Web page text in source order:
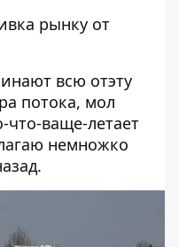
рынку от
всю отэту
потока, мол
ваще-летает
немножко